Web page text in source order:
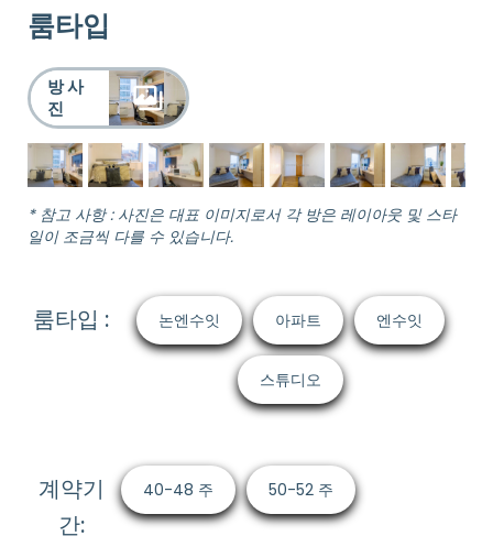
룸타입
방 사
진
* 참고 사항 : 사진은 대표 이미지로서 각 방은 레이아웃 및 스타
일이 조금씩 다를 수 있습니다.
룸타입 : 논엔수잇 아파트 엔수잇
스튜디오
계약기
간:
40-48 주 50-52 주